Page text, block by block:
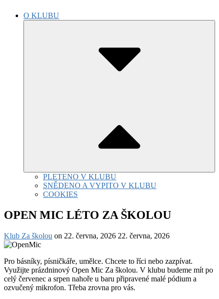
O KLUBU
PLETENO V KLUBU
SNĚDENO A VYPITO V KLUBU
COOKIES
OPEN MIC LÉTO ZA ŠKOLOU
Klub Za školou on 22. června, 2026 22. června, 2026
Pro básníky, písničkáře, umělce. Chcete to říci nebo zazpívat.
Využijte prázdninový Open Mic Za školou. V klubu budeme mít po
celý červenec a srpen nahoře u baru připravené malé pódium a
ozvučený mikrofon. Třeba zrovna pro vás.